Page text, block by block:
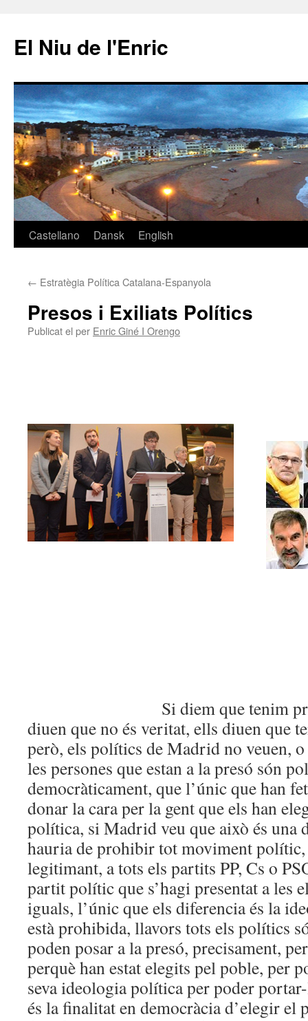
contingut
El Niu de l'Enric
Castellano Dansk English
← Estratègia Política Catalana-Espanyola
Presos i Exiliats Polítics
Publicat el per Enric Giné I Orengo
Si diem que tenim presos
diuen que no és veritat, ells diuen que
però, els polítics de Madrid no veuen,
les persones que estan a la presó són
democràticament, que l’únic que han
donar la cara per la gent que els han
política, si Madrid veu que això és una
hauria de prohibir tot moviment polític,
legitimant, a tots els partits PP, Cs o
partit polític que s’hagi presentat a les
iguals, l’únic que els diferencia és la
està prohibida, llavors tots els polítics
poden posar a la presó, precisament,
perquè han estat elegits pel poble, per
seva ideologia política per poder
és la finalitat en democràcia d’elegir